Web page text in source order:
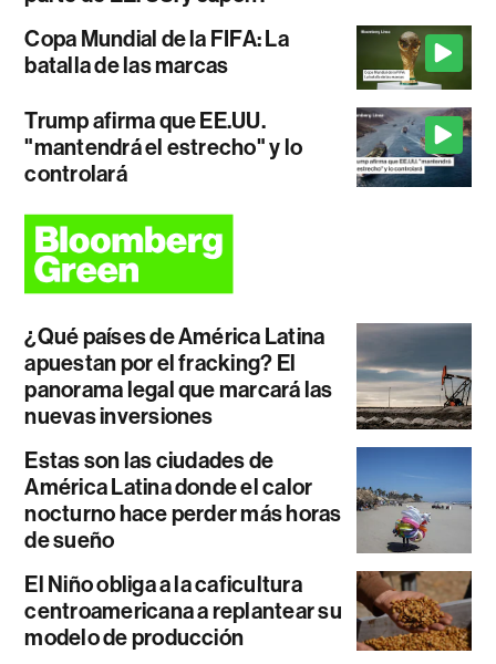
Copa Mundial de la FIFA: La
batalla de las marcas
Trump afirma que EE.UU.
"mantendrá el estrecho" y lo
controlará
¿Qué países de América Latina
apuestan por el fracking? El
panorama legal que marcará las
nuevas inversiones
Estas son las ciudades de
América Latina donde el calor
nocturno hace perder más horas
de sueño
El Niño obliga a la caficultura
centroamericana a replantear su
modelo de producción